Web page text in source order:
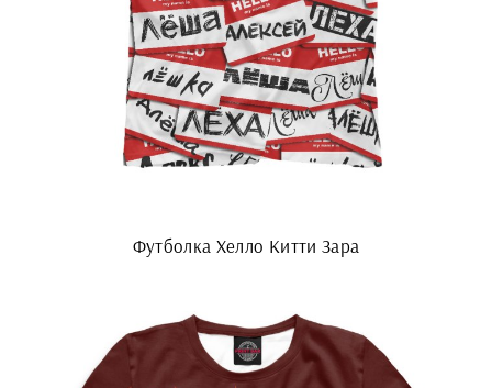
Футболка Хелло Китти Зара